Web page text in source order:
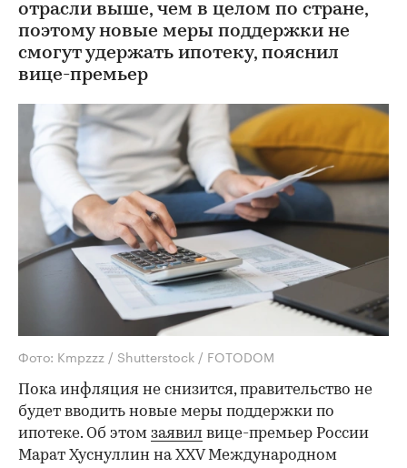
отрасли выше, чем в целом по стране,
поэтому новые меры поддержки не
смогут удержать ипотеку, пояснил
вице-премьер
Фото: Kmpzzz / Shutterstock / FOTODOM
Пока инфляция не снизится, правительство не
будет вводить новые меры поддержки по
ипотеке. Об этом заявил вице-премьер России
Марат Хуснуллин на XXV Международном